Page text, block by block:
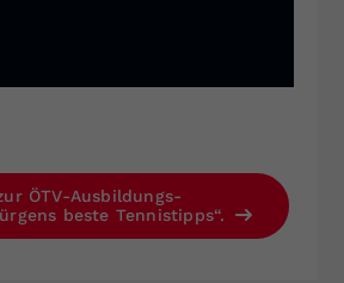
ÖTV-Ausbildungs-
beste Tennistipps“.